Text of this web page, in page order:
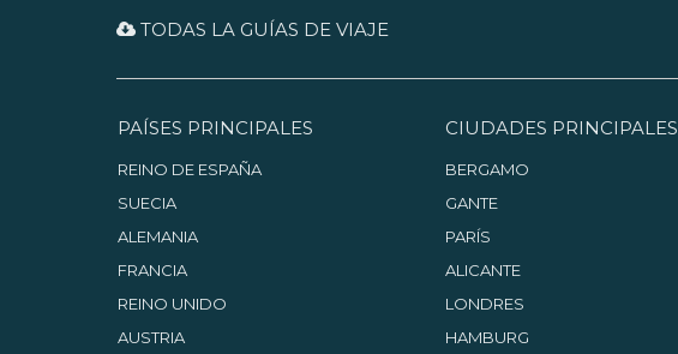
TODAS LA GUÍAS DE VIAJE
PAÍSES PRINCIPALES
REINO DE ESPAÑA
SUECIA
ALEMANIA
FRANCIA
REINO UNIDO
AUSTRIA
CIUDADES PRINCIPALES
BERGAMO
GANTE
PARÍS
ALICANTE
LONDRES
HAMBURG